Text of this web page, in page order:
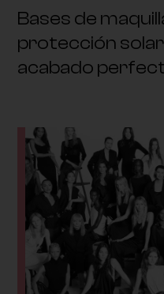
Bases de
protección
acabado